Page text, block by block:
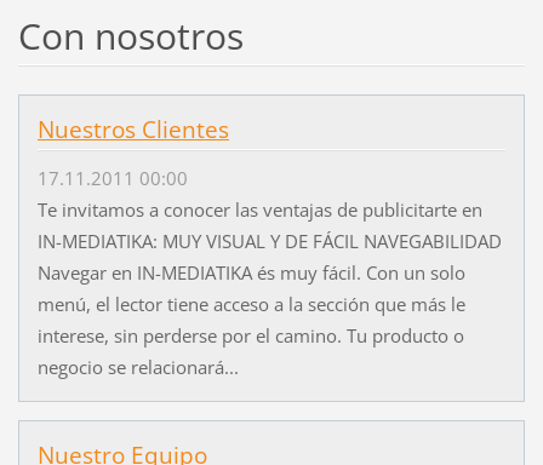
Con nosotros
Nuestros Clientes
17.11.2011 00:00
Te invitamos a conocer las ventajas de publicitarte en
IN-MEDIATIKA: MUY VISUAL Y DE FÁCIL NAVEGABILIDAD
Navegar en IN-MEDIATIKA és muy fácil. Con un solo
menú, el lector tiene acceso a la sección que más le
interese, sin perderse por el camino. Tu producto o
negocio se relacionará...
Nuestro Equipo